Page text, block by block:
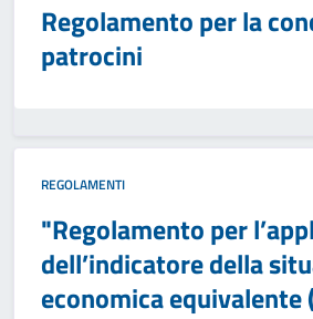
Regolamento per la
patrocini
REGOLAMENTI
"Regolamento per
dell’indicatore della
economica equivalente